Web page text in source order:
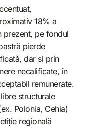
18% a
prezent, pe fondul
pierde
dar si prin
necalificate, în
remunerate.
structurale
Polonia, Cehia)
regională